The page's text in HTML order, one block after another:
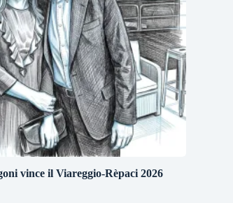
vince il Viareggio-Rèpaci 2026